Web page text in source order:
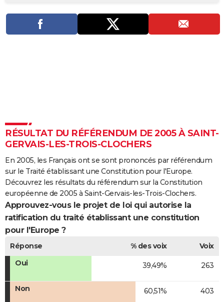
PHOTO
GUIDES D'ACHAT
COPAINS D'AVANT
FORUM
Bricolage
Lifestyle
Culture
Sport
Auto
Television
Voyage
Cinema
RÉSULTAT DU RÉFÉRENDUM DE 2005 À SAINT-
GERVAIS-LES-TROIS-CLOCHERS
En 2005, les Français ont se sont prononcés par référendum
sur le Traité établissant une Constitution pour l'Europe.
Découvrez les résultats du référendum sur la Constitution
européenne de 2005 à Saint-Gervais-les-Trois-Clochers.
Approuvez-vous le projet de loi qui autorise la
ratification du traité établissant une constitution
pour l'Europe ?
Réponse % des voix
Voix
Oui
39,49% 263
Non 60,51% 403